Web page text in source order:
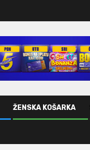
ŽENSKA KOŠARKA